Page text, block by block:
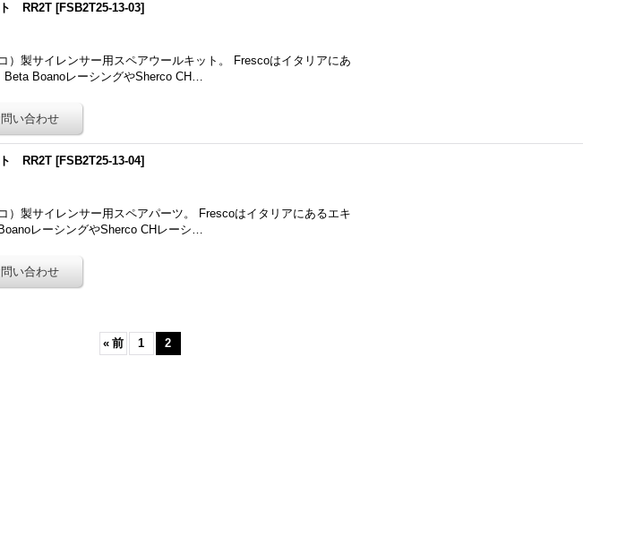
ト RR2T [FSB2T25-13-03]
製サイレンサー用スペアウールキット。 Frescoはイタリアにあ
Beta BoanoレーシングやSherco CH…
ト RR2T [FSB2T25-13-04]
製サイレンサー用スペアパーツ。 Frescoはイタリアにあるエキ
レーシングやSherco CHレーシ…
« 前 1 2